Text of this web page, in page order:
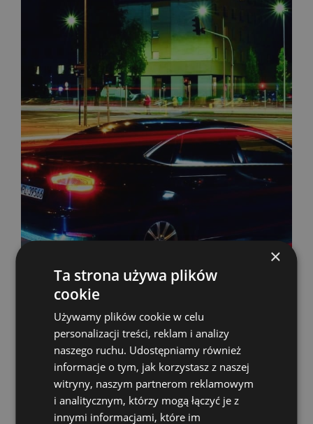
×
Ta strona używa plików
cookie
Używamy plików cookie w celu
personalizacji treści, reklam i analizy
naszego ruchu. Udostępniamy również
informacje o tym, jak korzystasz z naszej
witryny, naszym partnerom reklamowym
i analitycznym, którzy mogą łączyć je z
innymi informacjami, które im